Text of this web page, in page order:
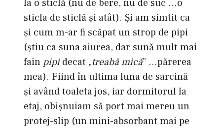
la o sticlă (nu de bere, nu de suc …o
sticla de sticlă şi atât). Şi am simtit ca
şi cum m-ar fi scăpat un strop de pipi
(ştiu ca suna aiurea, dar sună mult mai
fain pipidecat „treabă mică” …părerea
mea). Fiind în ultima luna de sarcină
şi având toaleta jos, iar dormitorul la
etaj, obişnuiam să port mai mereu un
protej-slip (un mini-absorbant mai pe